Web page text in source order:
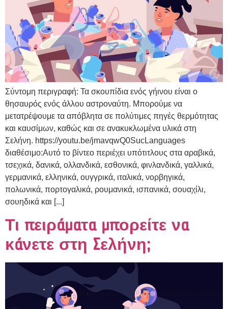
Σύντομη περιγραφή: Τα σκουπίδια ενός γήινου είναι ο
θησαυρός ενός άλλου αστροναύτη. Μπορούμε να
μετατρέψουμε τα απόβλητα σε πολύτιμες πηγές θερμότητας
και καυσίμων, καθώς και σε ανακυκλωμένα υλικά στη
Σελήνη. https://youtu.be/jmavqwQ0SucLanguages
διαθέσιμο:Αυτό το βίντεο περιέχει υπότιτλους στα αραβικά,
τσεχικά, δανικά, ολλανδικά, εσθονικά, φινλανδικά, γαλλικά,
γερμανικά, ελληνικά, ουγγρικά, ιταλικά, νορβηγικά,
πολωνικά, πορτογαλικά, ρουμανικά, ισπανικά, σουαχίλι,
σουηδικά και [...]
Τι πειράματα μπορείτε να
κάνετε στη Σελήνη;